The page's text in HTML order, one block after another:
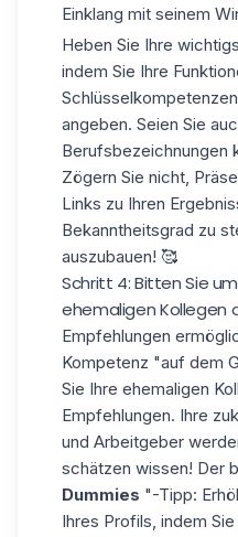
Einklang mit seinem
Heben Sie Ihre
indem Sie Ihre
angeben. Seien Sie
Berufsbezeichnungen
Zögern Sie nicht,
Links zu Ihren
Bekanntheitsgrad zu
auszubauen! 🥰
Schritt 4: Bitten Sie
ehemaligen Kollegen
Empfehlungen
Kompetenz "auf dem
Sie Ihre ehemaligen
Empfehlungen. Ihre
und Arbeitgeber
schätzen wissen! Der
Dummies "-Tipp:
Ihres Profils, indem